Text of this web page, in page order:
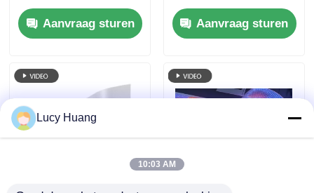
Screen, Custom
Cabinet Dimension,
High Transparency
voor
winkelwinkelruimte
Commerciële reclame
Aanvraag sturen
LED Display Goede
Kwaliteit Pantalla
LED Transparant
Aanvraag sturen
Lucy Huang
10:03 AM